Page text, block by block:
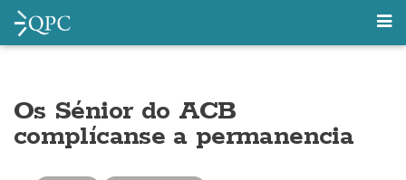
Os Sénior do ACB
complícanse a permanencia